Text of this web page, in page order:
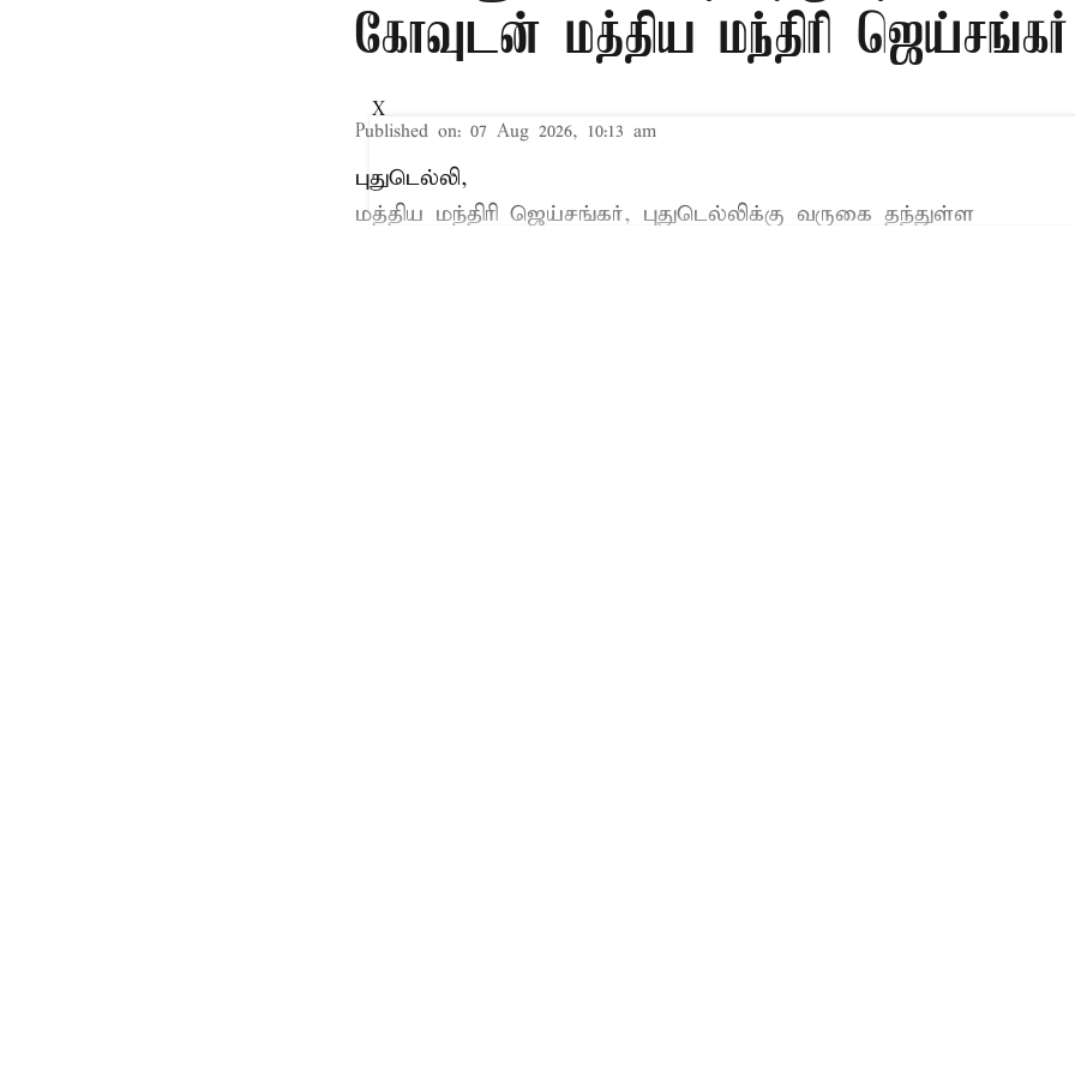
கோவுடன் மத்திய மந்திரி ஜெய்சங்கர்
Published on: 07 Aug 2026, 10:13 am
புதுடெல்லி,
மத்திய மந்திரி ஜெய்சங்கர், புதுடெல்லிக்கு வருகை தந்துள்ள
X